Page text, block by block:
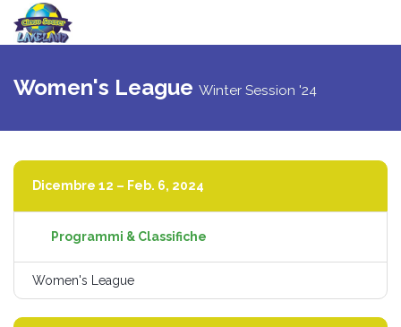
Women's League Winter Session '24
Dicembre 12 – Feb. 6, 2024
Programmi & Classifiche
Women's League